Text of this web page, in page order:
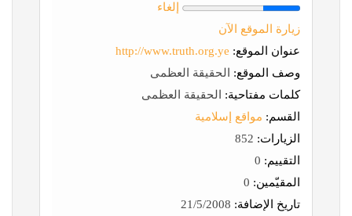
إلغاء
زيارة الموقع الآن
عنوان الموقع: http://www.truth.org.ye
وصف الموقع: الحقيقة العظمى
كلمات مفتاحية: الحقيقة العظمى
القسم: مواقع إسلامية
الزيارات:
التقييم:
المقيّمين:
تاريخ الإضافة: